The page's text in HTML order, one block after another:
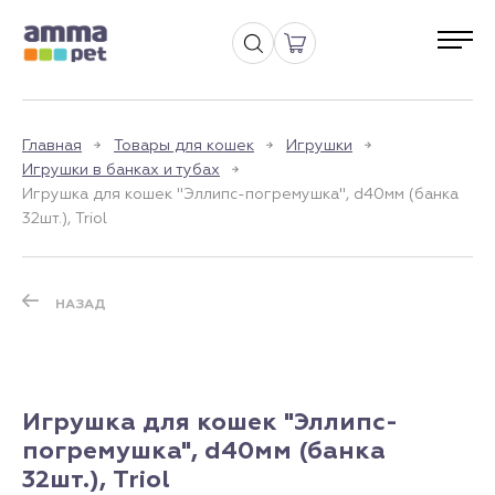
Главная Товары для кошек
Игрушки
Игрушки в банках и тубах
Игрушка для кошек "Эллипс-погремушка", d40мм (банка
32шт.), Triol
НАЗАД
Игрушка для кошек "Эллипс-
погремушка", d40мм (банка
32шт.), Triol